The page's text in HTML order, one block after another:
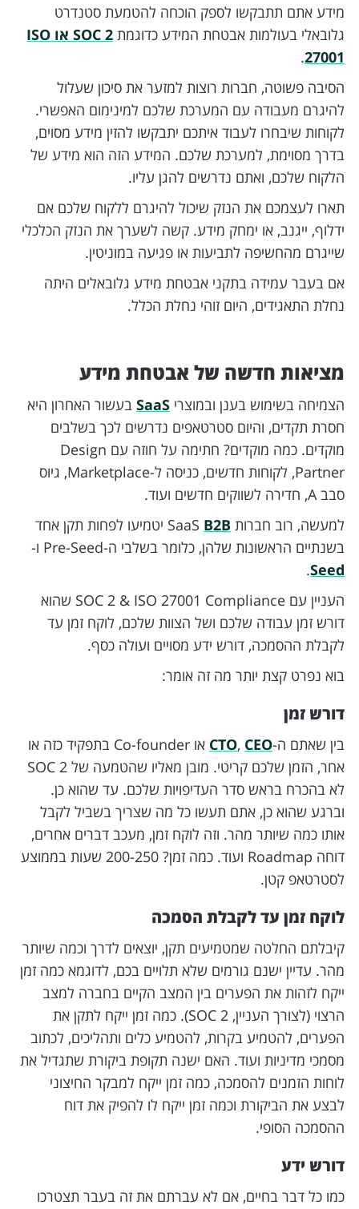
מידע אתם תתבקשו לספק הוכחה להטמעת סטנדרט
גלובאלי בעולמות אבטחת המידע כדוגמת
SOC 2 או ISO
27001
.
הסיבה פשוטה, חברות רוצות למזער את סיכון שעלול
להיגרם מעבודה עם המערכת שלכם למינימום האפשרי.
לקוחות שיבחרו לעבוד איתכם יתבקשו להזין מידע מסוים,
בדרך מסוימת, למערכת שלכם. המידע הזה הוא מידע של
הלקוח שלכם, ואתם נדרשים להגן עליו.
תארו לעצמכם את הנזק שיכול להיגרם ללקוח שלכם אם
ידלוף, ייגנב, או ימחק מידע. קשה לשערך את הנזק הכלכלי
שייגרם מהחשיפה לתביעות או פגיעה במוניטין.
אם בעבר עמידה בתקני אבטחת מידע גלובאלים היתה
נחלת התאגידים, היום זוהי נחלת הכלל.
מציאות חדשה של אבטחת מידע
הצמיחה בשימוש בענן ובמוצרי SaaS בעשור האחרון היא
חסרת תקדים, והיום סטרטאפים נדרשים לכך בשלבים
מוקדים. כמה מוקדים? חתימה על חוזה עם Design
Partner, לקוחות חדשים, כניסה ל-Marketplace, גיוס
סבב A, חדירה לשווקים חדשים ועוד.
למעשה, רוב חברות SaaS B2B
יטמיעו לפחות תקן אחד
בשנתיים הראשונות שלהן, כלומר בשלבי ה-Pre-Seed ו-
Seed
.
העניין עם SOC 2 & ISO 27001 Compliance שהוא
דורש זמן עבודה שלכם ושל הצוות שלכם, לוקח זמן עד
לקבלת ההסמכה, דורש ידע מסויים ועולה כסף.
בוא נפרט קצת יותר מה זה אומר:
דורש זמן
בין שאתם ה- CTO, CEO
או Co-founder בתפקיד כזה או
אחר, הזמן שלכם קריטי. מובן מאליו שהטמעה של SOC 2
לא בהכרח בראש סדר העדיפויות שלכם. עד שהוא כן.
וברגע שהוא כן, אתם תעשו כל מה שצריך בשביל לקבל
אותו כמה שיותר מהר. וזה לוקח זמן, מעכב דברים אחרים,
דוחה Roadmap ועוד. כמה זמן? 200-250 שעות בממוצע
לסטרטאפ קטן.
לוקח זמן עד לקבלת הסמכה
קיבלתם החלטה שמטמיעים תקן, יוצאים לדרך וכמה שיותר
מהר. עדיין ישנם גורמים שלא תלויים בכם, לדוגמא כמה זמן
ייקח לזהות את הפערים בין המצב הקיים בחברה למצב
הרצוי (לצורך העניין, SOC 2). כמה זמן ייקח לתקן את
הפערים, להטמיע בקרות, להטמיע כלים ותהליכים, לכתוב
מסמכי מדיניות ועוד. האם ישנה תקופת ביקורת שתגדיל את
לוחות הזמנים להסמכה, כמה זמן ייקח למבקר החיצוני
לבצע את הביקורת וכמה זמן ייקח לו להפיק את דוח
ההסמכה הסופי.
דורש ידע
כמו כל דבר בחיים, אם לא עברתם את זה בעבר תצטרכו